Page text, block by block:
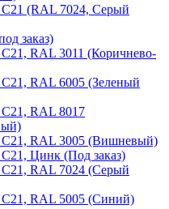
(RAL 7024, Серый
заказ)
RAL 3011 (Коричнево-
RAL 6005 (Зеленый
RAL 8017
RAL 3005 (Вишневый)
Цинк (Под заказ)
RAL 7024 (Серый
RAL 5005 (Синий)